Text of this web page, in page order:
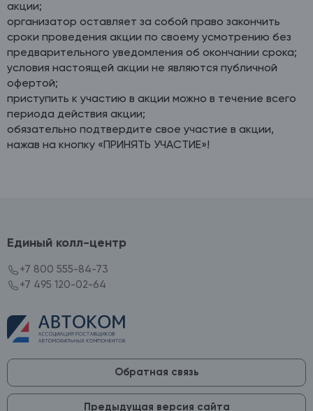
акции;
организатор оставляет за собой право закончить
сроки проведения акции по своему усмотрению без
предварительного уведомления об окончании срока;
условия настоящей акции не являются публичной
офертой;
приступить к участию в акции можно в течение всего
периода действия акции;
обязательно подтвердите свое участие в акции,
нажав на кнопку «ПРИНЯТЬ УЧАСТИЕ»!
Единый колл-центр
+7 800 555-84-73
+7 495 120-02-64
Обратная связь
Предыдущая версия сайта